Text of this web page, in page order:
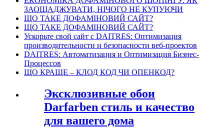
ЗАОЩАДЖУВАТИ, НІЧОГО НЕ КУПУЮЧИ
ЩО ТАКЕ ДОФАМІНОВИЙ САЙТ?
ЩО ТАКЕ ДОФАМІНОВИЙ САЙТ?
Ускорьте свой сайт с DAITRES: Оптимизация
производительности и безопасности веб-проектов
DAITRES: Автоматизация и Оптимизация Бизнес-
Процессов
ЩО КРАЩЕ – КЛОД КОД ЧИ ОПЕНКОД?
Эксклюзивные обои
Darfarben стиль и качество
для вашего дома